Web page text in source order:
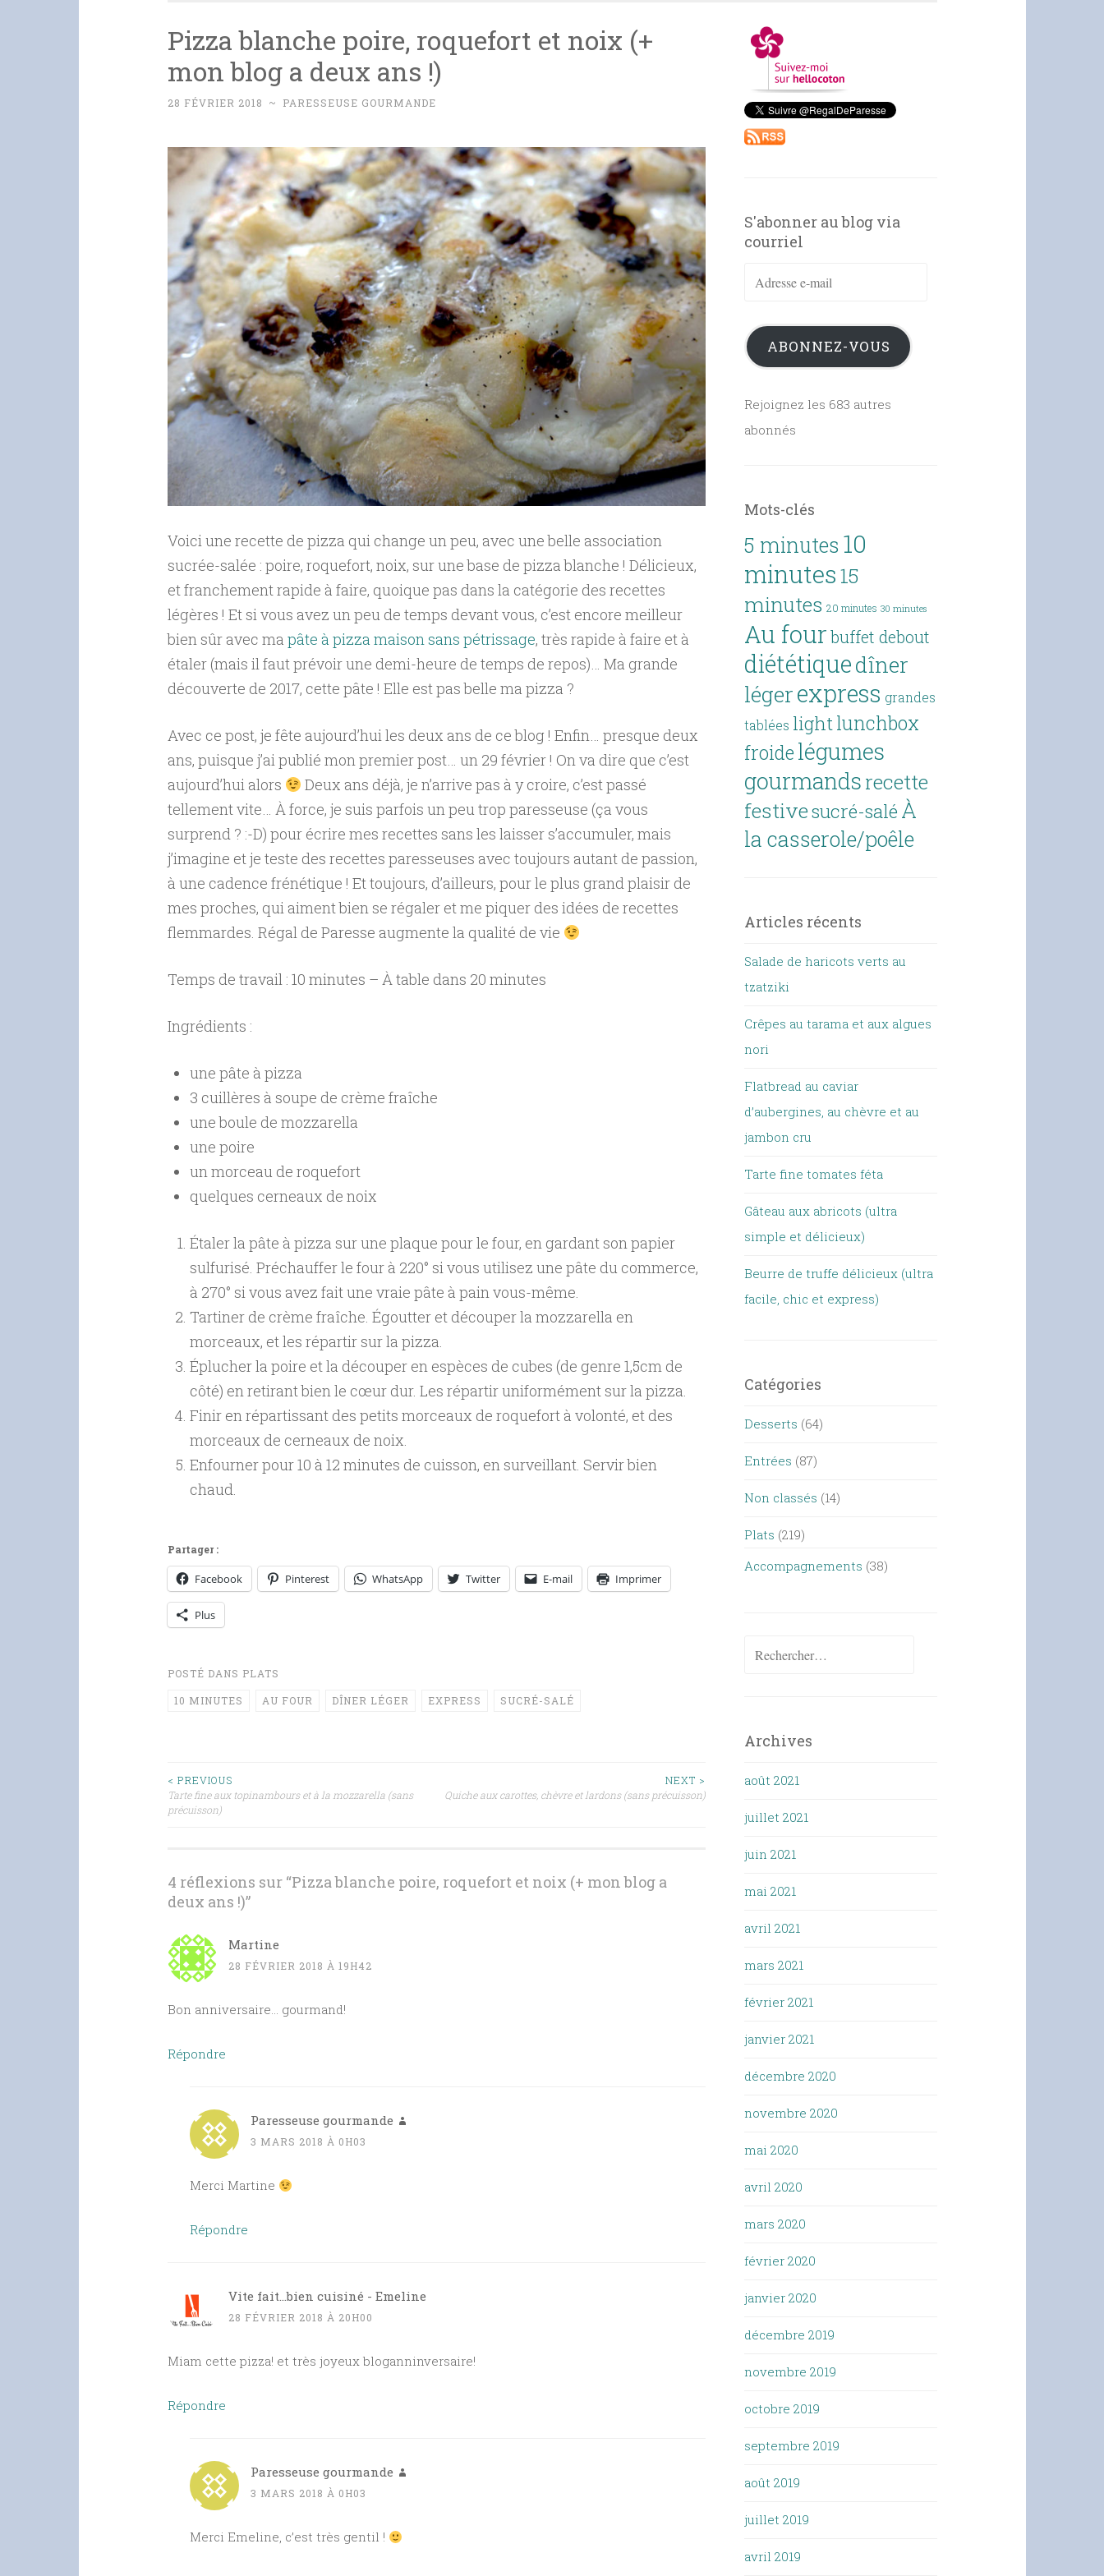
Pizza blanche poire, roquefort et noix (+
mon blog a deux ans !)
28 FÉVRIER 2018 ~ PARESSEUSE GOURMANDE
Voici une recette de pizza qui change un peu, avec une belle association
sucrée-salée : poire, roquefort, noix, sur une base de pizza blanche ! Délicieux,
et franchement rapide à faire, quoique pas dans la catégorie des recettes
légères ! Et si vous avez un peu de temps devant vous, c’est encore meilleur
bien sûr avec ma pâte à pizza maison sans pétrissage, très rapide à faire et à
étaler (mais il faut prévoir une demi-heure de temps de repos)… Ma grande
découverte de 2017, cette pâte ! Elle est pas belle ma pizza ?
Avec ce post, je fête aujourd’hui les deux ans de ce blog ! Enfin… presque deux
ans, puisque j’ai publié mon premier post… un 29 février ! On va dire que c’est
aujourd’hui alors
Deux ans déjà, je n’arrive pas à y croire, c’est passé
tellement vite… À force, je suis parfois un peu trop paresseuse (ça vous
surprend ? :-D) pour écrire mes recettes sans les laisser s’accumuler, mais
j’imagine et je teste des recettes paresseuses avec toujours autant de passion,
à une cadence frénétique ! Et toujours, d’ailleurs, pour le plus grand plaisir de
mes proches, qui aiment bien se régaler et me piquer des idées de recettes
flemmardes. Régal de Paresse augmente la qualité de vie
Temps de travail : 10 minutes – À table dans 20 minutes
Ingrédients :
une pâte à pizza
3 cuillères à soupe de crème fraîche
une boule de mozzarella
une poire
un morceau de roquefort
quelques cerneaux de noix
Étaler la pâte à pizza sur une plaque pour le four, en gardant son papier
sulfurisé. Préchauffer le four à 220° si vous utilisez une pâte du commerce,
à 270° si vous avez fait une vraie pâte à pain vous-même.
Tartiner de crème fraîche. Égoutter et découper la mozzarella en
morceaux, et les répartir sur la pizza.
Éplucher la poire et la découper en espèces de cubes (de genre 1,5cm de
côté) en retirant bien le cœur dur. Les répartir uniformément sur la pizza.
Finir en répartissant des petits morceaux de roquefort à volonté, et des
morceaux de cerneaux de noix.
Enfourner pour 10 à 12 minutes de cuisson, en surveillant. Servir bien
chaud.
Partager :
Facebook Pinterest WhatsApp Twitter E-mail Imprimer
Plus
POSTÉ DANS PLATS
10 MINUTES AU FOUR DÎNER LÉGER EXPRESS SUCRÉ-SALÉ
Navigation
articles
< PREVIOUS
Tarte fine aux topinambours et à la mozzarella (sans
précuisson)
NEXT >
Quiche aux carottes, chèvre et lardons (sans précuisson)
4 réflexions sur “Pizza blanche poire, roquefort et noix (+ mon blog a
deux ans !)”
Martine
28 FÉVRIER 2018 À 19H42
Bon anniversaire… gourmand!
Répondre
Paresseuse gourmande
3 MARS 2018 À 0H03
Merci Martine
Répondre
Vite fait...bien cuisiné - Emeline
28 FÉVRIER 2018 À 20H00
Miam cette pizza! et très joyeux bloganninversaire!
Répondre
Paresseuse gourmande
3 MARS 2018 À 0H03
Merci Emeline, c’est très gentil !
S'abonner au blog via
courriel
Adresse
mail
ABONNEZ-VOUS
Rejoignez les 683 autres
abonnés
Mots-clés
5 minutes 10
minutes15
minutes 20 minutes 30 minutes
Au four buffet debout
diététiquedîner
légerexpress grandes
tablées light lunchbox
froide légumes
gourmandsrecette
festivesucré-salé À
la casserole/poêle
Articles récents
Salade de haricots verts au
tzatziki
Crêpes au tarama et aux algues
nori
Flatbread au caviar
d’aubergines, au chèvre et au
jambon cru
Tarte fine tomates féta
Gâteau aux abricots (ultra
simple et délicieux)
Beurre de truffe délicieux (ultra
facile, chic et express)
Catégories
Desserts (64)
Entrées (87)
Non classés (14)
Plats (219)
Accompagnements (38)
Rechercher :
Archives
août 2021
juillet 2021
juin 2021
mai 2021
avril 2021
mars 2021
février 2021
janvier 2021
décembre 2020
novembre 2020
mai 2020
avril 2020
mars 2020
février 2020
janvier 2020
décembre 2019
novembre 2019
octobre 2019
septembre 2019
août 2019
juillet 2019
avril 2019